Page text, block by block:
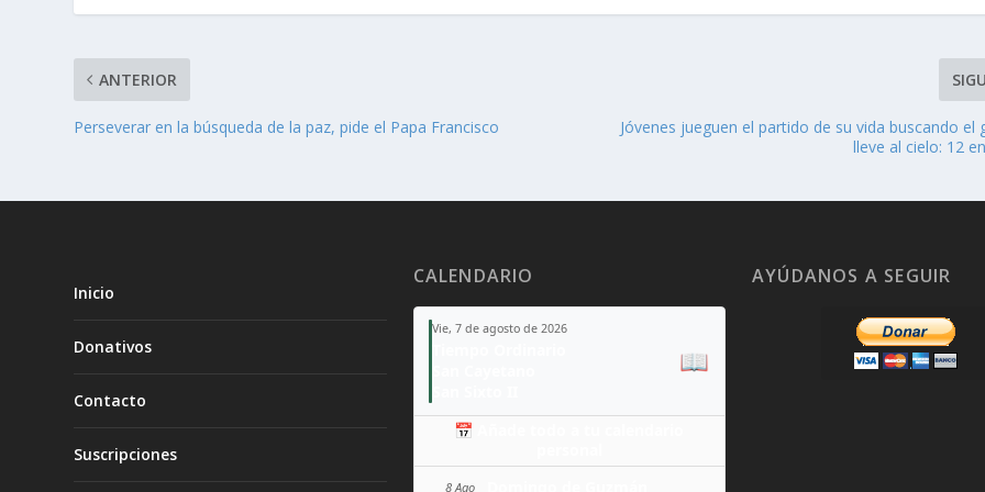
ANTERIOR
Perseverar en la búsqueda de la paz, pide el Papa Francisco
Jóvenes jueguen el partido de su vida buscando el
lleve al cielo: 12
Inicio
Donativos
Contacto
Suscripciones
CALENDARIO
Vie, 7 de agosto de 2026
📖
📅 Añade todo a tu calendario
8 Ago
AYÚDANOS A SEGUIR